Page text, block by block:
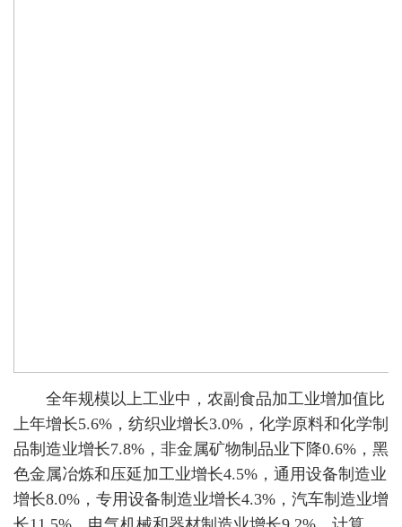
全年规模以上工业中，农副食品加工业增加值比
上年增长5.6%，纺织业增长3.0%，化学原料和化学制
品制造业增长7.8%，非金属矿物制品业下降0.6%，黑
色金属冶炼和压延加工业增长4.5%，通用设备制造业
增长8.0%，专用设备制造业增长4.3%，汽车制造业增